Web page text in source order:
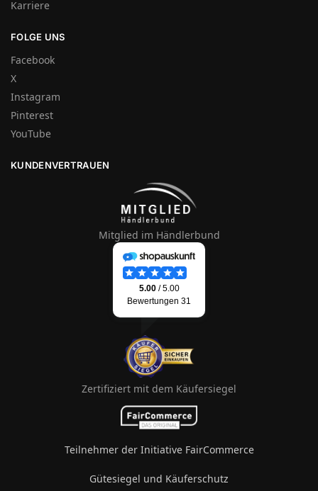
Karriere
FOLGE UNS
Facebook
X
Instagram
Pinterest
YouTube
KUNDENVERTRAUEN
Mitglied im Händlerbund
Zertifiziert mit dem Käufersiegel
Teilnehmer der Initiative FairCommerce
Gütesiegel und Käuferschutz